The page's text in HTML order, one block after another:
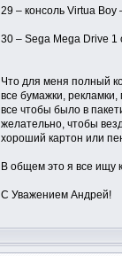
29 – консоль Virtua Boy
30 – Sega Mega Drive 1
Что для меня полный
все бумажки,
все чтобы было в
желательно, чтобы
хороший картон или
В общем это я все ищу
С Уважением Андрей!